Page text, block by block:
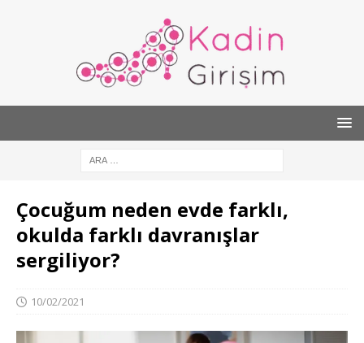
Çocuğum neden evde farklı,
okulda farklı davranışlar
sergiliyor?
10/02/2021